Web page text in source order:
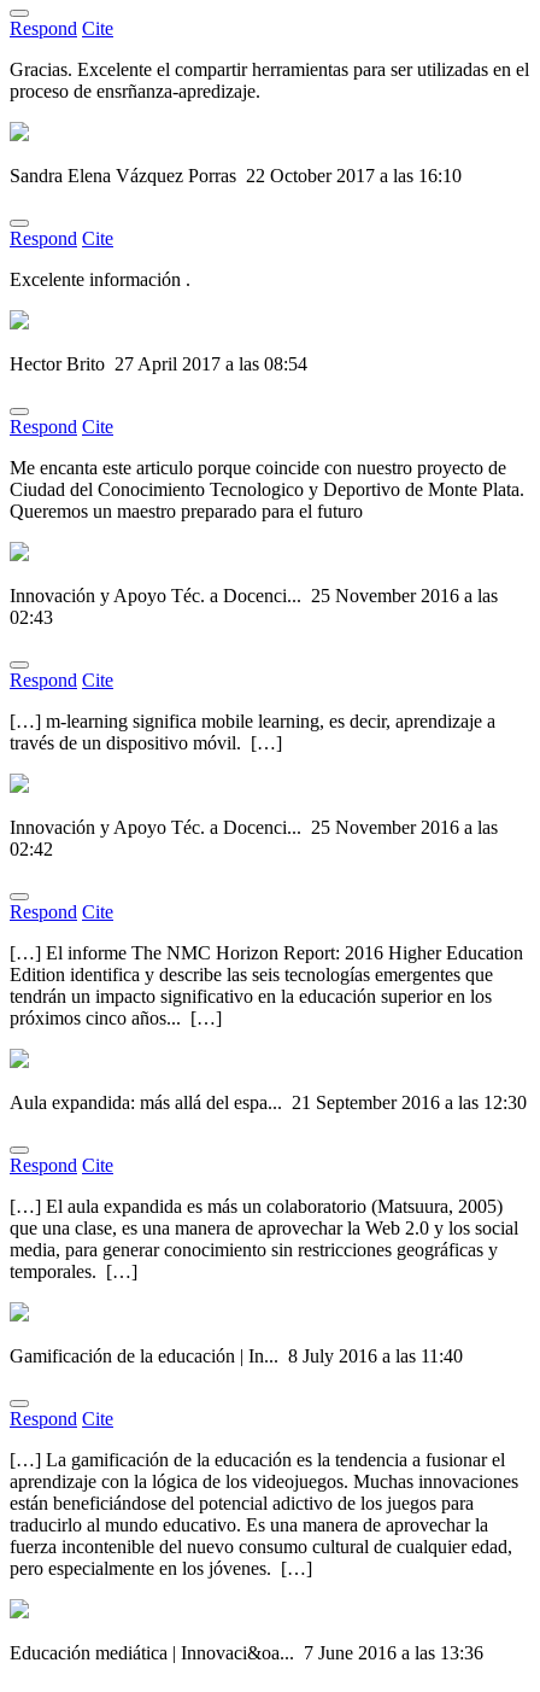
Respond Cite
Gracias. Excelente el compartir herramientas para ser utilizadas en el
proceso de ensrñanza-apredizaje.
Sandra Elena Vázquez Porras 22 October 2017 a las 16:10
Respond Cite
Excelente información .
Hector Brito 27 April 2017 a las 08:54
Respond Cite
Me encanta este articulo porque coincide con nuestro proyecto de
Ciudad del Conocimiento Tecnologico y Deportivo de Monte Plata.
Queremos un maestro preparado para el futuro
Innovación y Apoyo Téc. a Docenci... 25 November 2016 a las
02:43
Respond Cite
[…] m-learning significa mobile learning, es decir, aprendizaje a
través de un dispositivo móvil. […]
Innovación y Apoyo Téc. a Docenci... 25 November 2016 a las
02:42
Respond Cite
[…] El informe The NMC Horizon Report: 2016 Higher Education
Edition identifica y describe las seis tecnologías emergentes que
tendrán un impacto significativo en la educación superior en los
próximos cinco años... […]
Aula expandida: más allá del espa... 21 September 2016 a las 12:30
Respond Cite
[…] El aula expandida es más un colaboratorio (Matsuura, 2005)
que una clase, es una manera de aprovechar la Web 2.0 y los social
media, para generar conocimiento sin restricciones geográficas y
temporales. […]
Gamificación de la educación | In... 8 July 2016 a las 11:40
Respond Cite
[…] La gamificación de la educación es la tendencia a fusionar el
aprendizaje con la lógica de los videojuegos. Muchas innovaciones
están beneficiándose del potencial adictivo de los juegos para
traducirlo al mundo educativo. Es una manera de aprovechar la
fuerza incontenible del nuevo consumo cultural de cualquier edad,
pero especialmente en los jóvenes. […]
Educación mediática | Innovaci&oa... 7 June 2016 a las 13:36